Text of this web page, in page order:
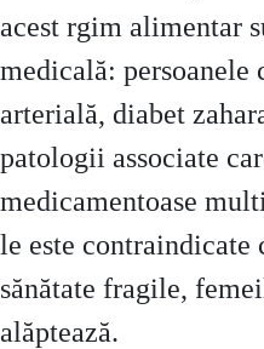
acest rgim alimentar
medicală: persoanele
arterială, diabet
patologii associate
medicamentoase
le este
sănătate fragile,
alăptează.